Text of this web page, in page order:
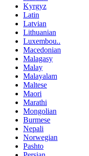
Kyrgyz
Latin
Latvian
Lithuanian
Luxembou..
Macedonian
Malagasy
Malay
Malayalam
Maltese
Maori
Marathi
Mongolian
Burmese
Nepali
Norwegian
Pashto